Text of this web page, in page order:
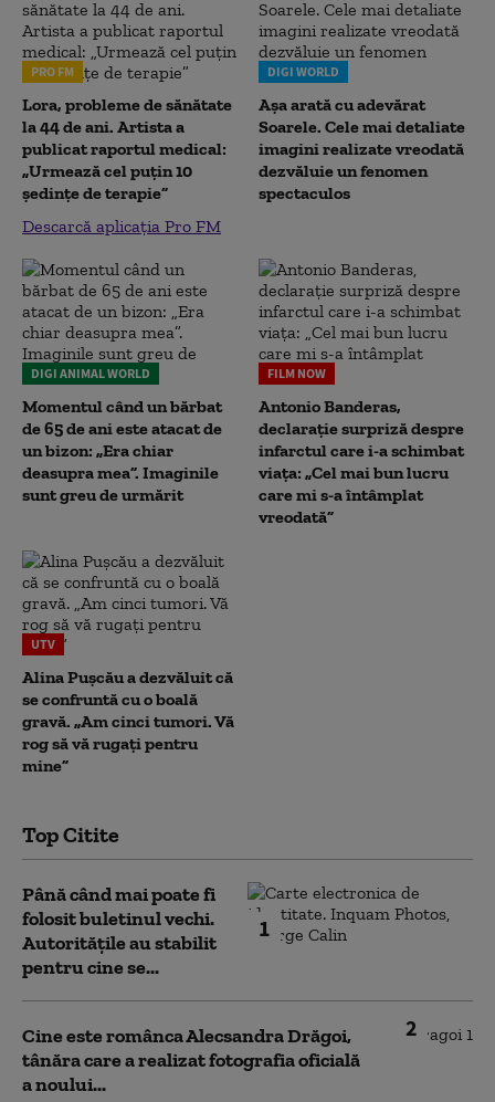
PRO FM
Lora, probleme de sănătate
la 44 de ani. Artista a
publicat raportul medical:
„Urmează cel puțin 10
ședințe de terapie”
Descarcă aplicația Pro FM
DIGI WORLD
Așa arată cu adevărat
Soarele. Cele mai detaliate
imagini realizate vreodată
dezvăluie un fenomen
spectaculos
DIGI ANIMAL WORLD
Momentul când un bărbat
de 65 de ani este atacat de
un bizon: „Era chiar
deasupra mea”. Imaginile
sunt greu de urmărit
FILM NOW
Antonio Banderas,
declarație surpriză despre
infarctul care i-a schimbat
viața: „Cel mai bun lucru
care mi s-a întâmplat
vreodată”
UTV
Alina Pușcău a dezvăluit că
se confruntă cu o boală
gravă. „Am cinci tumori. Vă
rog să vă rugați pentru
mine”
Top Citite
1
Până când mai poate fi
folosit buletinul vechi.
Autoritățile au stabilit
pentru cine se...
2
Cine este românca Alecsandra Drăgoi,
tânăra care a realizat fotografia oficială
a noului...